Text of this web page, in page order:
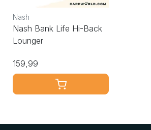
Nash
Nash Bank Life Hi-Back
Lounger
159,99